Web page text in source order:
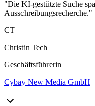
"Die KI-gestützte Suche
Ausschreibungsrecherche."
CT
Christin Tech
Geschäftsführerin
Cybay New Media GmbH